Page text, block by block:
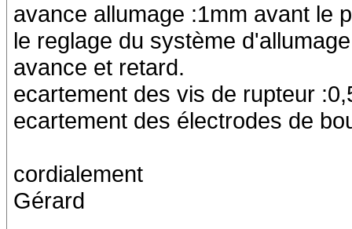
avance allumage :1mm avant le
le reglage du système
avance et retard.
ecartement des vis de rupteur
ecartement des électrodes de
cordialement
Gérard